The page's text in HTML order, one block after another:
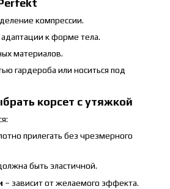
компрессии.
к форме тела.
материалов.
гардероба или носиться под
корсет с утяжкой
прилегать без чрезмерного
быть эластичной.
– зависит от желаемого эффекта.